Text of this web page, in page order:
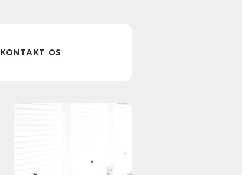
KONTAKT OS